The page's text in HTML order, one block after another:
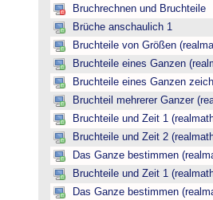
Bruchrechnen und Bruchteile
Brüche anschaulich 1
Bruchteile von Größen
Bruchteile eines Ganzen
Bruchteile eines Ganzen
Bruchteil mehrerer Ganzer
Bruchteile und Zeit 1
Bruchteile und Zeit 2
Das Ganze bestimmen
Bruchteile und Zeit 1
Das Ganze bestimmen